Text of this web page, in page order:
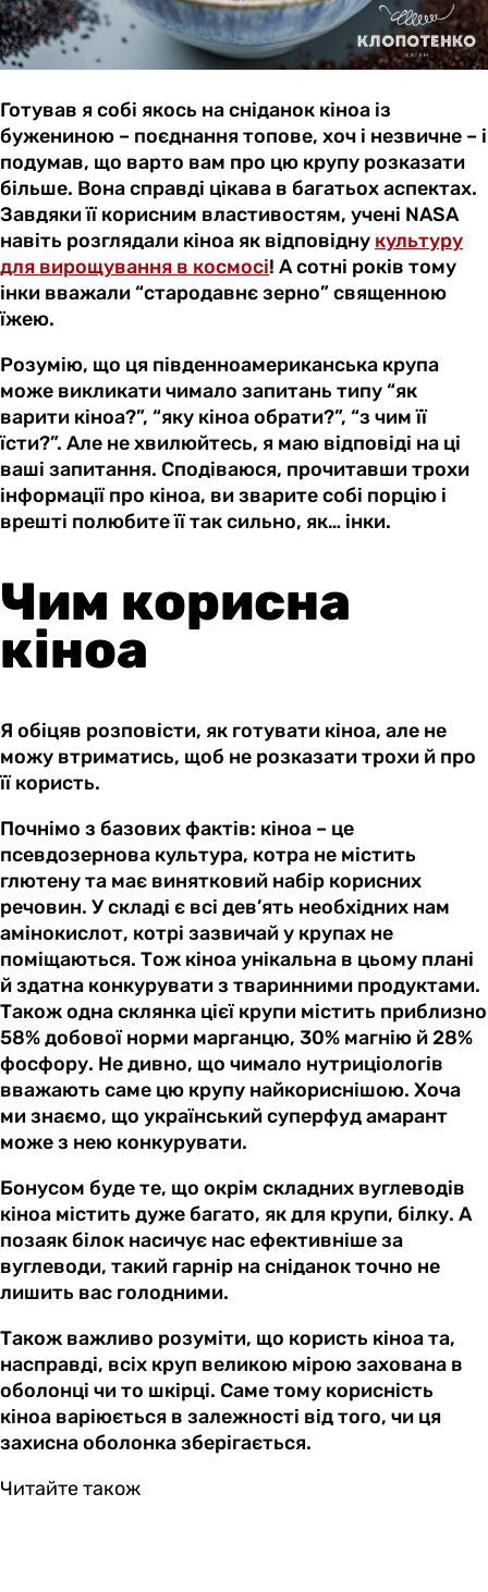
Готував я собі якось на сніданок кіноа із
бужениною – поєднання топове, хоч і незвичне – і
подумав, що варто вам про цю крупу розказати
більше. Вона справді цікава в багатьох аспектах.
Завдяки її корисним властивостям, учені NASA
навіть розглядали кіноа як відповідну культуру
для вирощування в космосі! А сотні років тому
інки вважали “стародавнє зерно” священною
їжею.
Розумію, що ця південноамериканська крупа
може викликати чимало запитань типу “як
варити кіноа?”, “яку кіноа обрати?”, “з чим її
їсти?”. Але не хвилюйтесь, я маю відповіді на ці
ваші запитання. Сподіваюся, прочитавши трохи
інформації про кіноа, ви зварите собі порцію і
врешті полюбите її так сильно, як… інки.
Чим корисна
кіноа
Я обіцяв розповісти, як готувати кіноа, але не
можу втриматись, щоб не розказати трохи й про
її користь.
Почнімо з базових фактів: кіноа – це
псевдозернова культура, котра не містить
глютену та має винятковий набір корисних
речовин. У складі є всі дев’ять необхідних нам
амінокислот, котрі зазвичай у крупах не
поміщаються. Тож кіноа унікальна в цьому плані
й здатна конкурувати з тваринними продуктами.
Також одна склянка цієї крупи містить приблизно
58% добової норми марганцю, 30% магнію й 28%
фосфору. Не дивно, що чимало нутриціологів
вважають саме цю крупу найкориснішою. Хоча
ми знаємо, що український суперфуд амарант
може з нею конкурувати.
Бонусом буде те, що окрім складних вуглеводів
кіноа містить дуже багато, як для крупи, білку. А
позаяк білок насичує нас ефективніше за
вуглеводи, такий гарнір на сніданок точно не
лишить вас голодними.
Також важливо розуміти, що користь кіноа та,
насправді, всіх круп великою мірою захована в
оболонці чи то шкірці. Саме тому корисність
кіноа варіюється в залежності від того, чи ця
захисна оболонка зберігається.
Читайте також